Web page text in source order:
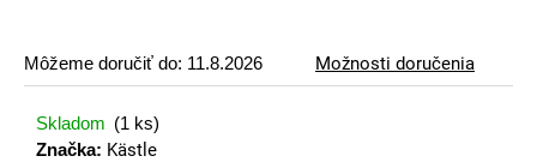
Môžeme doručiť do: 11.8.2026 Možnosti doručenia
Skladom (1 ks)
Značka: Kästle
o
r
ú
č